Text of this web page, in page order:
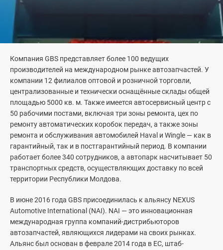
Номер телефона*
Адрес электронной почты
Подтвердите адрес*
Сток
Модели
Tiggo 7 Tiggo 8 PRO
Для клиентов
ТЕСТ-ДРАЙВ
Техническое обслуживание
Новости
О Chery
Компания GBS представляет более 100 ведущих
производителей на международном рынке автозапчастей. У
компании 12 филиалов оптовой и розничной торговли,
централизованные и технически оснащённые склады общей
площадью 5000 кв. м. Также имеется автосервисный центр с
50 рабочими постами, включая три зоны ремонта, цех по
ремонту автоматических коробок передач, а также зоны
ремонта и обслуживания автомобилей Haval и Wingle — как в
гарантийный, так и в постгарантийный период. В компании
работает более 340 сотрудников, а автопарк насчитывает 50
транспортных средств, осуществляющих доставку по всей
территории Республики Молдова.
В июне 2016 года GBS присоединилась к альянсу NEXUS
Automotive International (NAI). NAI — это инновационная
международная группа компаний-дистрибьюторов
автозапчастей, являющихся лидерами на своих рынках.
Альянс был основан в феврале 2014 года в ЕС, штаб-